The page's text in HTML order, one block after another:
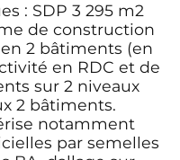
: SDP 3 295 m2
de construction
2 bâtiments (en
en RDC et de
sur 2 niveaux
2 bâtiments.
notamment
par semelles